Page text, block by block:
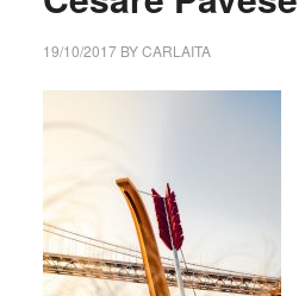
19/10/2017BYCARLAITA